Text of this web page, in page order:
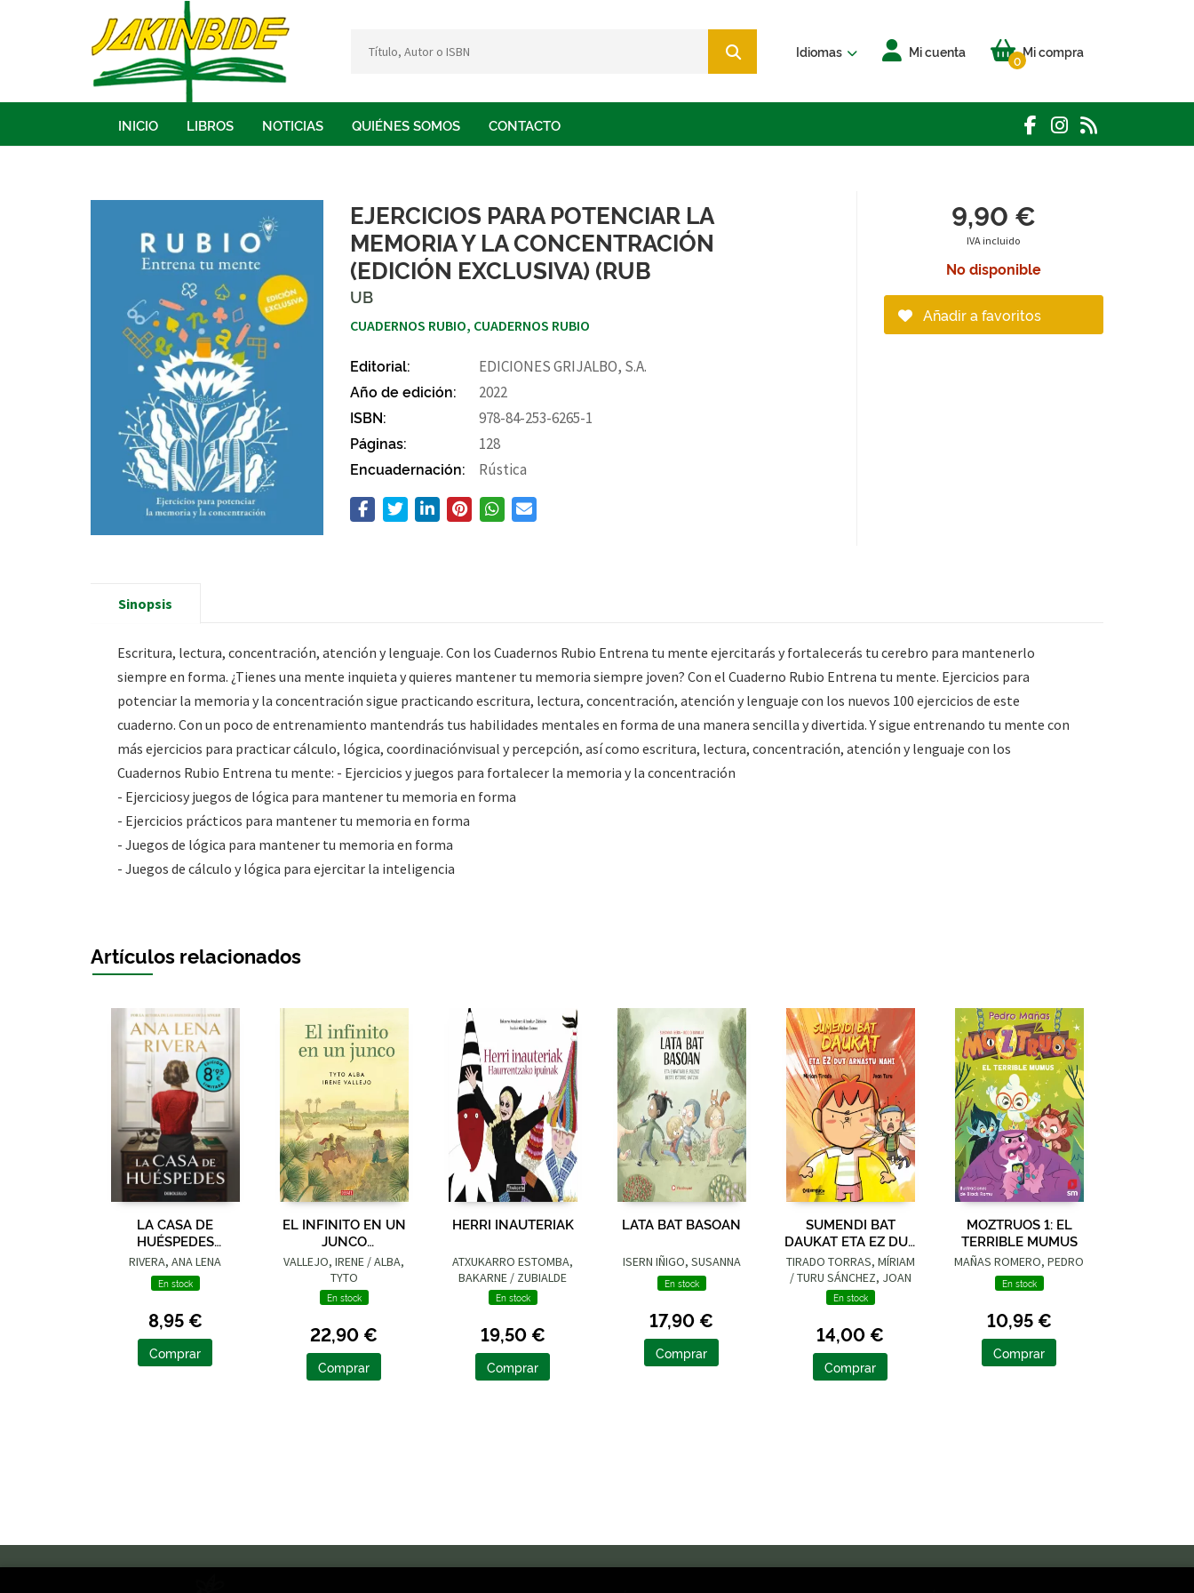
Idiomas Mi cuenta Mi compra
0
INICIO LIBROS NOTICIAS QUIÉNES SOMOS CONTACTO
EJERCICIOS PARA POTENCIAR LA
MEMORIA Y LA CONCENTRACIÓN
(EDICIÓN EXCLUSIVA) (RUB
UB
CUADERNOS RUBIO, CUADERNOS RUBIO
Editorial:
EDICIONES GRIJALBO, S.A.
Año de edición:
2022
ISBN:
978-84-253-6265-1
Páginas:
128
Encuadernación:
Rústica
9,90 €
IVA incluido
No disponible
Añadir a favoritos
Sinopsis
Escritura, lectura, concentración, atención y lenguaje. Con los Cuadernos Rubio Entrena tu mente ejercitarás y fortalecerás tu cerebro para mantenerlo
siempre en forma. ¿Tienes una mente inquieta y quieres mantener tu memoria siempre joven? Con el Cuaderno Rubio Entrena tu mente. Ejercicios para
potenciar la memoria y la concentración sigue practicando escritura, lectura, concentración, atención y lenguaje con los nuevos 100 ejercicios de este
cuaderno. Con un poco de entrenamiento mantendrás tus habilidades mentales en forma de una manera sencilla y divertida. Y sigue entrenando tu mente con
más ejercicios para practicar cálculo, lógica, coordinaciónvisual y percepción, así como escritura, lectura, concentración, atención y lenguaje con los
Cuadernos Rubio Entrena tu mente: - Ejercicios y juegos para fortalecer la memoria y la concentración
- Ejerciciosy juegos de lógica para mantener tu memoria en forma
- Ejercicios prácticos para mantener tu memoria en forma
- Juegos de lógica para mantener tu memoria en forma
- Juegos de cálculo y lógica para ejercitar la inteligencia
Artículos relacionados
LA CASA DE
HUÉSPEDES
(EDICIÓN LIMITADA ·
VERANO)
RIVERA, ANA LENA
En stock
8,95 €
Comprar
EL INFINITO EN UN
JUNCO
(ADAPTACIÓN
GRÁFICA)
VALLEJO, IRENE / ALBA,
TYTO
En stock
22,90 €
Comprar
HERRI INAUTERIAK
ATXUKARRO ESTOMBA,
BAKARNE / ZUBIALDE
GRAJIRENA, IZASKUN
En stock
19,50 €
Comprar
LATA BAT BASOAN
ISERN IÑIGO, SUSANNA
En stock
17,90 €
Comprar
SUMENDI BAT
DAUKAT ETA EZ DUT
ARNASTU NAHI
TIRADO TORRAS, MÍRIAM
/ TURU SÁNCHEZ, JOAN
En stock
14,00 €
Comprar
MOZTRUOS 1: EL
TERRIBLE MUMUS
MAÑAS ROMERO, PEDRO
En stock
10,95 €
Comprar